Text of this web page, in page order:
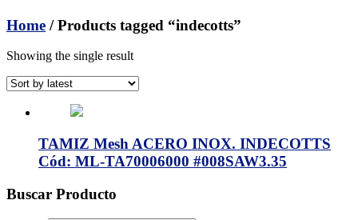
Home / Products tagged “indecotts”
Showing the single result
TAMIZ Mesh ACERO INOX. INDECOTTS
Cód: ML-TA70006000 #008SAW3.35
Buscar Producto